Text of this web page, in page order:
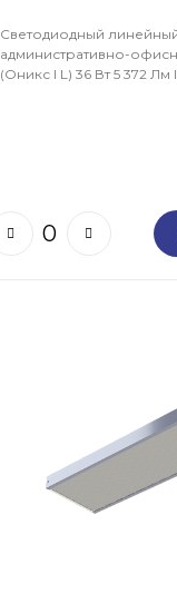
Светодиодный
административно-
(Оникс I L) 36 Вт 5 372 Лм